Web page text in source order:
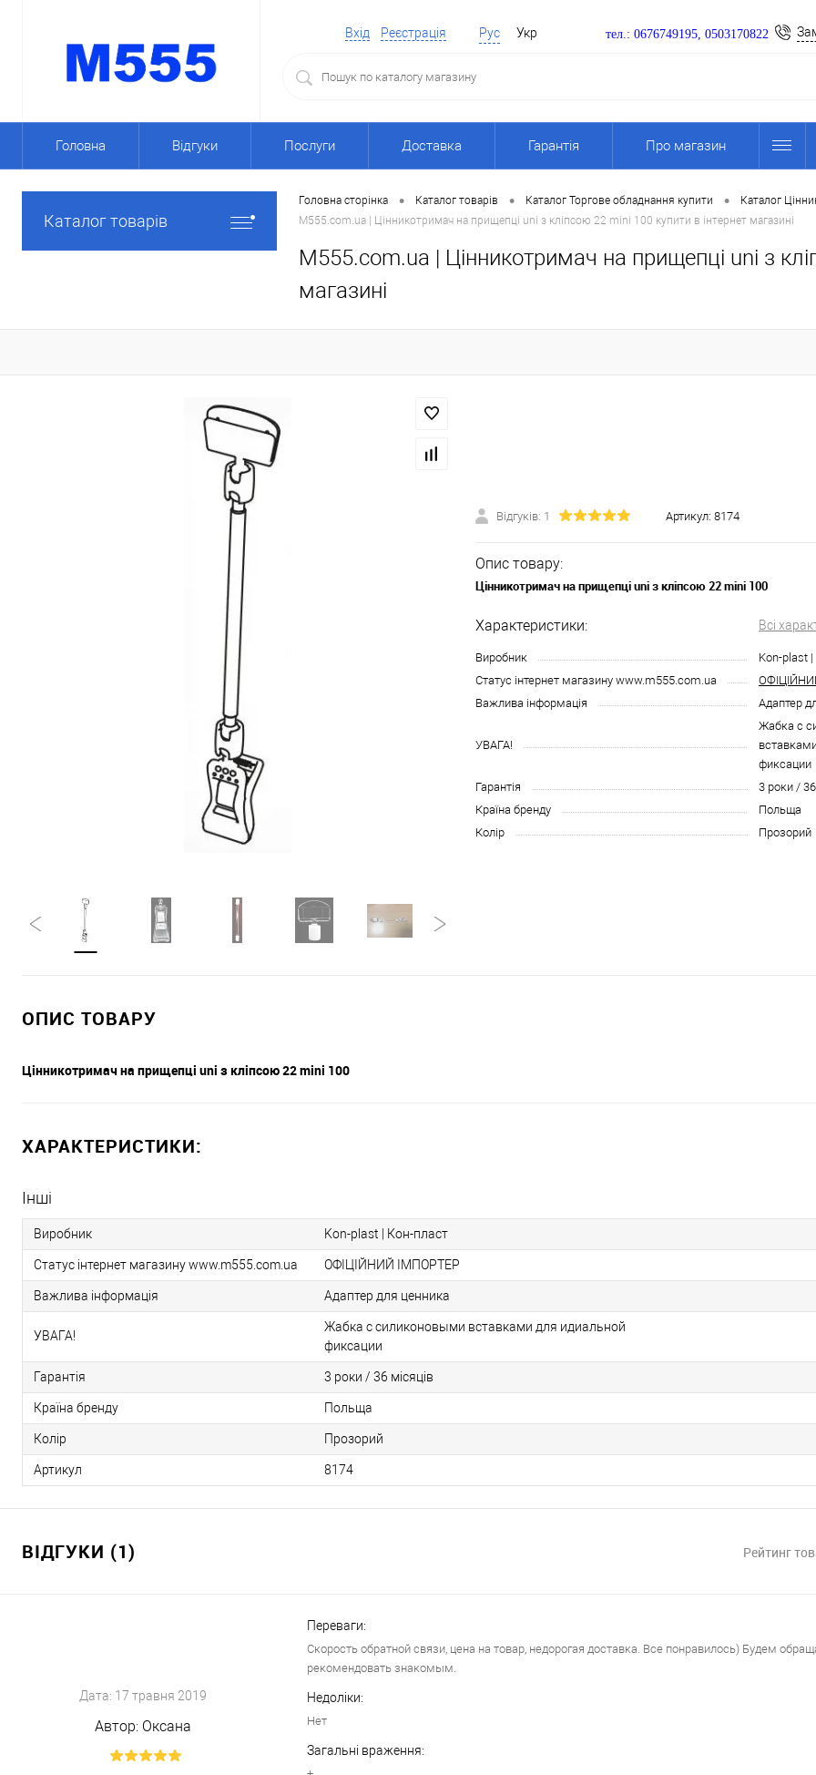
Вхід Реєстрація Рус Укр тел.: 0676749195, 0503170822
Головна Відгуки Послуги Доставка Гарантія Про магазин
Каталог товарів
Головна сторінка • Каталог товарів • Каталог Торгове обладнання купити •
Каталог
M555.com.ua | Цінникотримач на прищепці uni з кліпсою 22 mini 100 купити в інтернет магазині
M555.com.ua | Цінникотримач на прищепці uni з
магазині
Відгуків: 1 Артикул: 8174
Опис товару:
Цінникотримач на прищепці uni з кліпсою 22 mini 100
Характеристики: Всі
Виробник
Kon-plast
Статус інтернет магазину www.m555.com.ua
Важлива інформація
Адаптер
УВАГА!
Жабка с
фиксации
Гарантія
3 роки /
Країна бренду
Польща
Колір
Прозорий
ОПИС ТОВАРУ
Цінникотримач на прищепці uni з кліпсою 22 mini 100
ХАРАКТЕРИСТИКИ:
Інші
Виробник Kon-plast | Кон-пласт
Статус інтернет магазину www.m555.com.ua ОФІЦІЙНИЙ ІМПОРТЕР
Важлива інформація Адаптер для ценника
УВАГА!
Жабка с силиконовыми вставками для идиальной
фиксации
Гарантія 3 роки / 36 місяців
Країна бренду Польща
Колір Прозорий
Артикул 8174
ВІДГУКИ (1) Рейтинг
Дата: 17 травня 2019
Автор:Оксана
Переваги:
Скорость обратной связи, цена на товар, недорогая доставка. Все понравилось) Будем
рекомендовать знакомым.
Недоліки:
Нет
Загальні враження: